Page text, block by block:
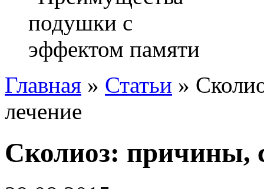
Главная » Статьи »
лечение
Сколиоз: причины,